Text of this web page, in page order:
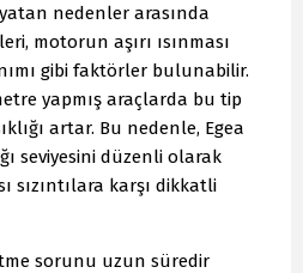
nedenler arasında
motorun aşırı ısınması
gibi faktörler bulunabilir.
yapmış araçlarda bu tip
artar. Bu nedenle, Egea
seviyesini düzenli olarak
sızıntılara karşı dikkatli
sorunu uzun süredir